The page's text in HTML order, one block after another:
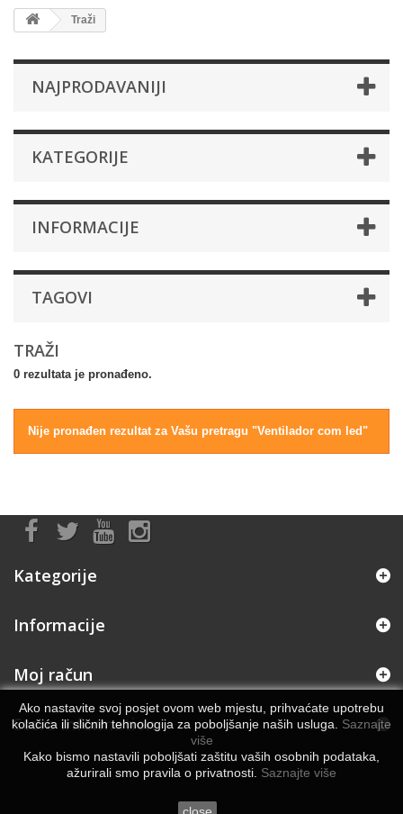
Traži
NAJPRODAVANIJI
KATEGORIJE
INFORMACIJE
TAGOVI
TRAŽI
0 rezultata je pronađeno.
Nije pronađen rezultat za Vašu pretragu "Ventilador com led"
Kategorije
Informacije
Moj račun
Store Information
Ako nastavite svoj posjet ovom web mjestu, prihvaćate upotrebu
kolačića ili sličnih tehnologija za poboljšanje naših usluga. Saznajte
više
Kako bismo nastavili poboljšati zaštitu vaših osobnih podataka,
ažurirali smo pravila o privatnosti. Saznajte više